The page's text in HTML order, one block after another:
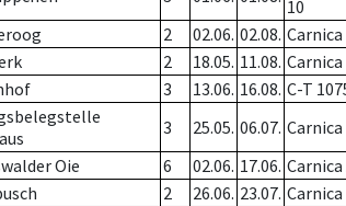
10
2 02.06. 02.08.
2 18.05. 11.08. Carnica
3 13.06. 16.08. C-T
3 25.05. 06.07.
Oie 6 02.06. 17.06. Carnica
2 26.06. 23.07. Carnica